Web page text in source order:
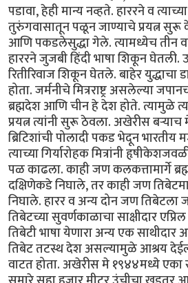
पडावा, हेही‌ मान्य नव्हते. हाररने व
तुरुंगवासातून पळून जाण्याचे प्रयत्न
आणि पकडलेसुद्धा गेले. त्यामध्येच तीन
हाररने जुजबी हिंदी भाषा शिकून घेतली.
रितीरिवाज शिकून घेतले. बाहेर
होता. जर्मनीचे मित्रराष्ट्र असलेल्या
ब्रह्मदेश आणि चीन हे देश होते. त्यामुळे
प्रयत्न त्यांनी सुरू ठेवला. अखेरीस बर्‍याच
ब्रिटिशांची पोलादी पकड भेदून भारतीय
त्याच्या गिर्यारोहक मित्रांनी
पळ काढला. काही जण कलकत्तामार्गे
दक्षिणेकडे निघाले, तर काही जण
निघाले. हारर व अन्य दोन जण तिबेटला
तिबेटच्या सुवर्णकाळाचा साक्षीदार
तिबेटी भाषा येणारा अन्य एक
तिबेट तटस्थ देश असल्यामुळे आश्रय देईल,
वाटत होता. अखेरीस मे १९४४मध्ये एका